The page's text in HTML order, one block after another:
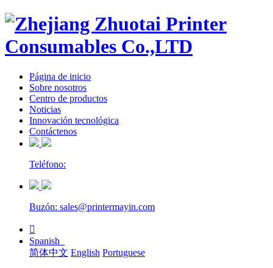
Página de inicio
Sobre nosotros
Centro de productos
Noticias
Innovación tecnológica
Contáctenos
Teléfono:
Buzón: sales@printermayin.com

Spanish
简体中文 English Portuguese